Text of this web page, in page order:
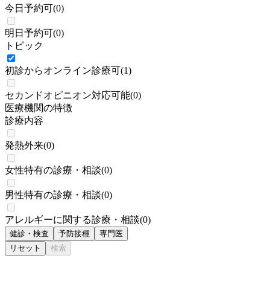
今日予約可(0)
明日予約可(0)
トピック
初診からオンライン診療可(1)
セカンドオピニオン対応可能(0)
医療機関の特徴
診療内容
発熱外来(0)
女性特有の診療・相談(0)
男性特有の診療・相談(0)
アレルギーに関する診療・相談(0)
健診・検査 予防接種
専門医
リセット
検索